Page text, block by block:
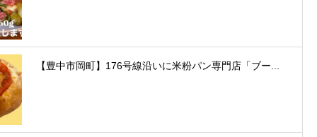
【豊中市岡町】176号線沿いに米粉パン専門店「ブー...